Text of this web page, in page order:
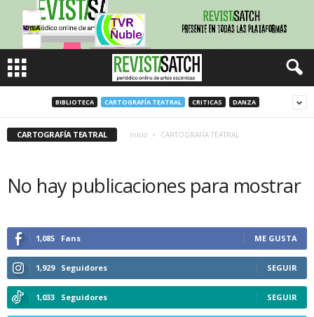
BIBLIOTECA CARTOGRAFÍA TEATRAL CRITICAS DANZA
CARTOGRAFÍA TEATRAL Inicio CARTOGRAFÍA TEATRAL
No hay publicaciones para mostrar
1,085 Fans ME GUSTA
1,929 Seguidores SEGUIR
1,033 Seguidores SEGUIR